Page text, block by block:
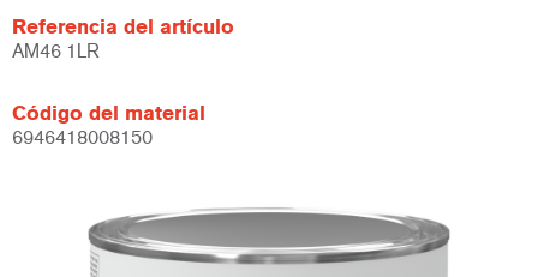
Referencia del artículo
AM46 1LR
Código del material
6946418008150